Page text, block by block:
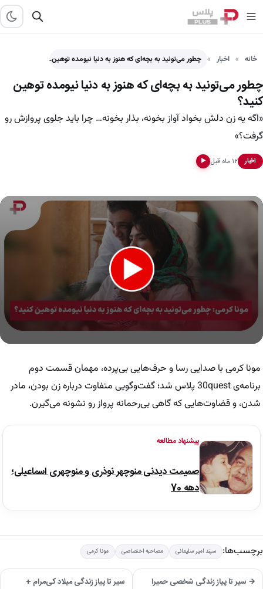
خانه اخبار چطور می‌تونید به بچه‌ای که هنوز به دنیا نیومده توهین…
چطور می‌تونید به بچه‌ای که هنوز به دنیا نیومده توهین
کنید؟
«اگه یه زن دلش بخواد آواز بخونه، بذار بخونه… چرا باید جلوی پروازش رو
گرفت؟»
اخبار ۱۲ ماه قبل ▶
seconds
مونا کرمی با صدایی رسا و حرف‌هایی بی‌پرده، مهمان قسمت دوم
برنامه‌ی 30quest پلاس شد؛ گفت‌وگویی متفاوت درباره زن بودن، مادر
شدن، و قضاوت‌هایی که گاهی بی‌رحمانه پرواز رو نشونه می‌گیرن.
پیشنهاد مطالعه
صمیمت دیدنی منوچهر نوذری و منوچهری اسماعیلی؛
دهه 70
برچسب‌ها: سپند امیر سلیمانی مصاحبه اختصاصی مونا کرمی
→ سیر تا پیاز زندگی شخصی حمیرا
سیر تا پیاز زندگی میلاد کی‌مرام +